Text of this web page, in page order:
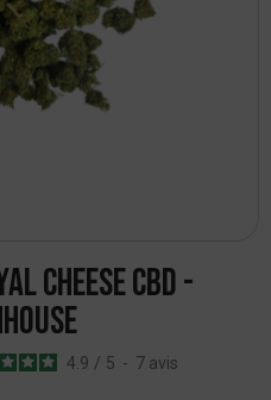
Cheese CBD -
4.9 / 5 - 7 avis